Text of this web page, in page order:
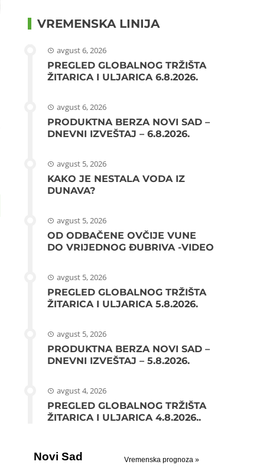
VREMENSKA LINIJA
avgust 6, 2026
PREGLED GLOBALNOG TRŽIŠTA
ŽITARICA I ULJARICA 6.8.2026.
avgust 6, 2026
PRODUKTNA BERZA NOVI SAD –
DNEVNI IZVEŠTAJ – 6.8.2026.
avgust 5, 2026
KAKO JE NESTALA VODA IZ
DUNAVA?
avgust 5, 2026
OD ODBAČENE OVČIJE VUNE
DO VRIJEDNOG ĐUBRIVA -VIDEO
avgust 5, 2026
PREGLED GLOBALNOG TRŽIŠTA
ŽITARICA I ULJARICA 5.8.2026.
avgust 5, 2026
PRODUKTNA BERZA NOVI SAD –
DNEVNI IZVEŠTAJ – 5.8.2026.
avgust 4, 2026
PREGLED GLOBALNOG TRŽIŠTA
ŽITARICA I ULJARICA 4.8.2026..